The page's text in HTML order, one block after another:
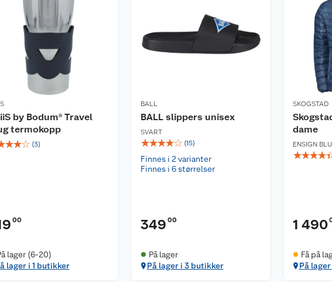
by Bodum® Travel
termokopp
☆☆☆ (3)
00
lager (6-20)
lager i 1 butikker
BALL
BALL slippers unisex
SVART
☆☆☆☆☆ (15)
Finnes i 2 varianter
Finnes i 6 størrelser
349 00
På lager
På lager i 3 butikker
SKOGSTAD
dame
ENSIGN
☆☆☆☆
1 490
Få på
På